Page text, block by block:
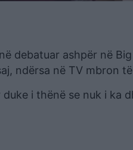
debatuar ashpër në
ndërsa në TV mbron
i thënë se nuk i ka